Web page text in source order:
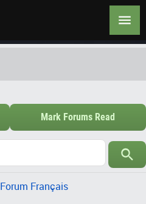
Mark Forums Read
Forum Français